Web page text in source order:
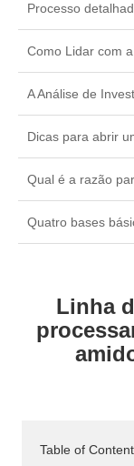
Processo
Como Lidar com a
A Análise de
Dicas para abrir
Qual é a razão
Quatro bases
Linha
Table of Content